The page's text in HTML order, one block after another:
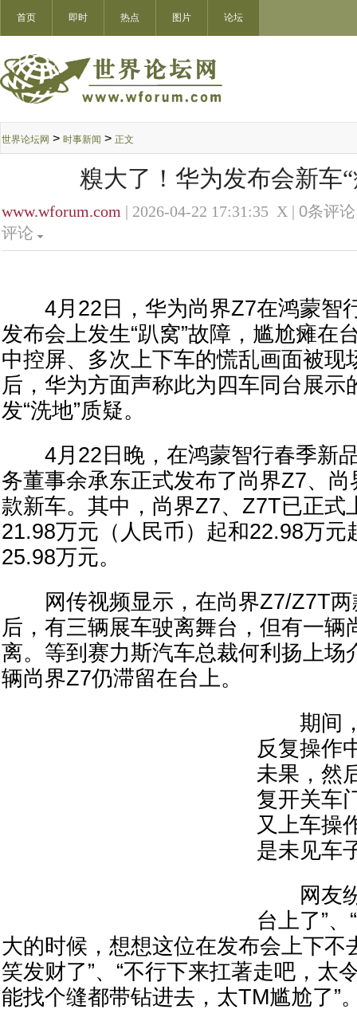
首页 即时 热点 图片 论坛
世界论坛网 > 时事新闻 > 正文
糗大了！华为发布会新车
www.wforum.com | 2026-04-22 17:31:35 X | 0条评
评论
4月22日，华为尚界Z7在鸿蒙智
发布会上发生“趴窝”故障，尴尬瘫在
中控屏、多次上下车的慌乱画面被现
后，华为方面声称此为四车同台展示
发“洗地”质疑。
4月22日晚，在鸿蒙智行春季新
务董事余承东正式发布了尚界Z7、
款新车。其中，尚界Z7、Z7T已正式
21.98万元（人民币）起和22.98万元
25.98万元。
网传视频显示，在尚界Z7/Z7T两
后，有三辆展车驶离舞台，但有一辆
离。等到赛力斯汽车总裁何利扬上场
辆尚界Z7仍滞留在台上。
期间，
反复操作
未果，然
复开关车
又上车操
是未见车
网友纷
台上了”
大的时候，想想这位在发布会上下不
笑发财了”、“不行下来扛著走吧，太
能找个缝都带钻进去，太TM尴尬了”